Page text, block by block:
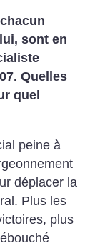
sont en
Quelles
quel
peine à
déplacer la
Plus les
plus